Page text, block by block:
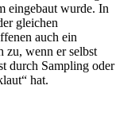
eingebaut wurde. In
gleichen
auch ein
zu, wenn er selbst
durch Sampling oder
hat.